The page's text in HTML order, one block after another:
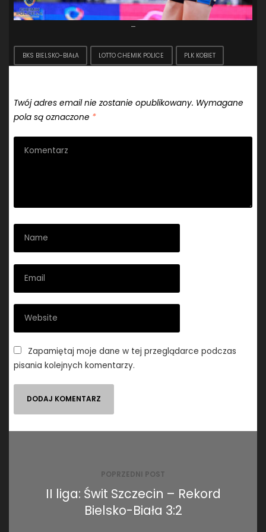
–
BKS BIELSKO-BIAŁA LOTTO CHEMIK POLICE PLK KOBIET
Twój adres email nie zostanie opublikowany. Wymagane
pola są oznaczone *
Zapamiętaj moje dane w tej przeglądarce podczas
pisania kolejnych komentarzy.
POPRZEDNI POST
II liga: Świt Szczecin – Rekord
Bielsko-Biała 3:2